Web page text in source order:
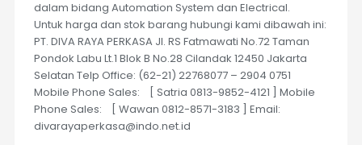
dalam bidang Automation System dan Electrical.
Untuk harga dan stok barang hubungi kami dibawah ini:
PT. DIVA RAYA PERKASA Jl. RS Fatmawati No.72 Taman
Pondok Labu Lt.1 Blok B No.28 Cilandak 12450 Jakarta
Selatan Telp Office: (62-21) 22768077 – 2904 0751
Mobile Phone Sales: [ Satria 0813-9852-4121 ] Mobile
Phone Sales: [ Wawan 0812-8571-3183 ] Email:
divarayaperkasa@indo.net.id